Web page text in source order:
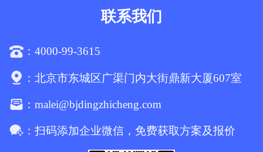
联系我们
：4000-99-3615
：北京市东城区广渠门内大街鼎新大厦607室
：malei@bjdingzhicheng.com
：扫码添加企业微信，免费获取方案及报价